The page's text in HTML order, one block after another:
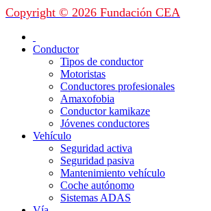
Copyright © 2026 Fundación CEA
Conductor
Tipos de conductor
Motoristas
Conductores profesionales
Amaxofobia
Conductor kamikaze
Jóvenes conductores
Vehículo
Seguridad activa
Seguridad pasiva
Mantenimiento vehículo
Coche autónomo
Sistemas ADAS